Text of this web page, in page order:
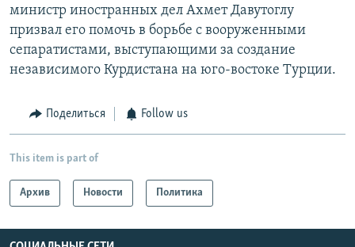
министр иностранных дел Ахмет Давутоглу
призвал его помочь в борьбе с вооруженными
сепаратистами, выступающими за создание
независимого Курдистана на юго-востоке Турции.
Поделиться Follow us
This item is part of
Архив Новости Политика